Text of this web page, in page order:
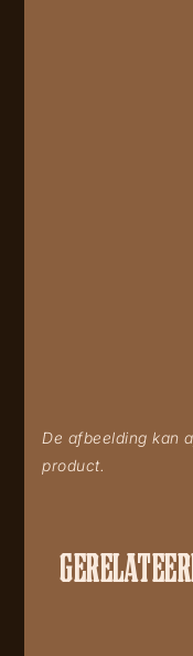
De afbeelding kan
product.